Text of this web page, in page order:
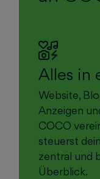
Alles in
Website,
Anzeigen
COCO
steuerst
zentral und
Überblick.